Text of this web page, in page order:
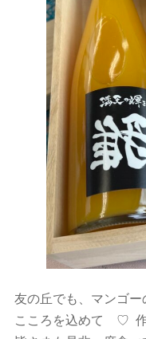
友の丘でも、マンゴー
こころを込めて ♡ 作